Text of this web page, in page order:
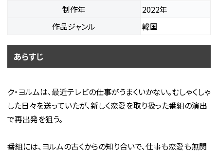
制作年
2022年
作品ジャンル
韓国
あらすじ
ク・ヨルムは、最近テレビの仕事がうまくいかない。むしゃくしゃ
した日々を送っていたが、新しく恋愛を取り扱った番組の演出
で再出発を狙う。
番組には、ヨルムの古くからの知り合いで、仕事も恋愛も無関